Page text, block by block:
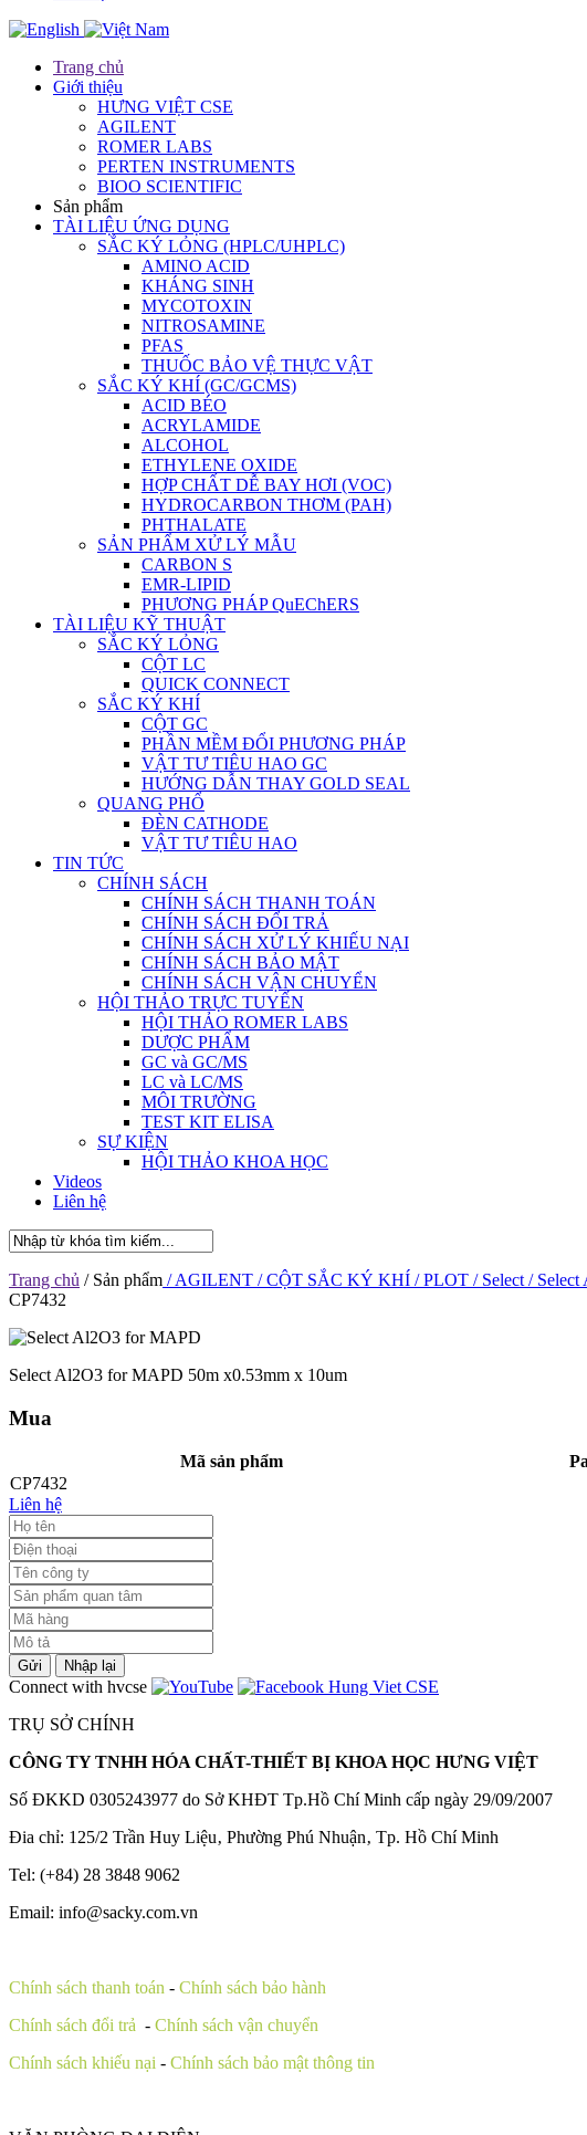
Trang chủ
Giới thiệu
HƯNG VIỆT CSE
AGILENT
ROMER LABS
PERTEN INSTRUMENTS
BIOO SCIENTIFIC
Sản phẩm
TÀI LIỆU ỨNG DỤNG
SẮC KÝ LỎNG (HPLC/UHPLC)
AMINO ACID
KHÁNG SINH
MYCOTOXIN
NITROSAMINE
PFAS
THUỐC BẢO VỆ THỰC VẬT
SẮC KÝ KHÍ (GC/GCMS)
ACID BÉO
ACRYLAMIDE
ALCOHOL
ETHYLENE OXIDE
HỢP CHẤT DỄ BAY HƠI (VOC)
HYDROCARBON THƠM (PAH)
PHTHALATE
SẢN PHẨM XỬ LÝ MẪU
CARBON S
EMR-LIPID
PHƯƠNG PHÁP QuEChERS
TÀI LIỆU KỸ THUẬT
SẮC KÝ LỎNG
CỘT LC
QUICK CONNECT
SẮC KÝ KHÍ
CỘT GC
PHẦN MỀM ĐỔI PHƯƠNG PHÁP
VẬT TƯ TIÊU HAO GC
HƯỚNG DẪN THAY GOLD SEAL
QUANG PHỔ
ĐÈN CATHODE
VẬT TƯ TIÊU HAO
TIN TỨC
CHÍNH SÁCH
CHÍNH SÁCH THANH TOÁN
CHÍNH SÁCH ĐỔI TRẢ
CHÍNH SÁCH XỬ LÝ KHIẾU NẠI
CHÍNH SÁCH BẢO MẬT
CHÍNH SÁCH VẬN CHUYỂN
HỘI THẢO TRỰC TUYẾN
HỘI THẢO ROMER LABS
DƯỢC PHẨM
GC và GC/MS
LC và LC/MS
MÔI TRƯỜNG
TEST KIT ELISA
SỰ KIỆN
HỘI THẢO KHOA HỌC
Videos
Liên hệ
Trang chủ / Sản phẩm / AGILENT / CỘT SẮC KÝ KHÍ / PLOT / Select /
CP7432
Select Al2O3 for MAPD 50m x0.53mm x 10um
Mua
Mã sản phẩm
CP7432
Liên hệ
Gửi Nhập lại
Connect with hvcse
TRỤ SỞ CHÍNH
CÔNG TY TNHH HÓA CHẤT-THIẾT BỊ KHOA HỌC HƯNG VIỆT
Số ĐKKD 0305243977 do Sở KHĐT Tp.Hồ Chí Minh cấp ngày 29/09/2007
Đia chỉ: 125/2 Trần Huy Liệu‚ Phường Phú Nhuận‚ Tp. Hồ Chí Minh
Tel: (+84) 28 3848 9062
Email: info@sacky.com.vn
Chính sách thanh toán - Chính sách bảo hành
Chính sách đổi trả - Chính sách vận chuyển
Chính sách khiếu nại - Chính sách bảo mật thông tin